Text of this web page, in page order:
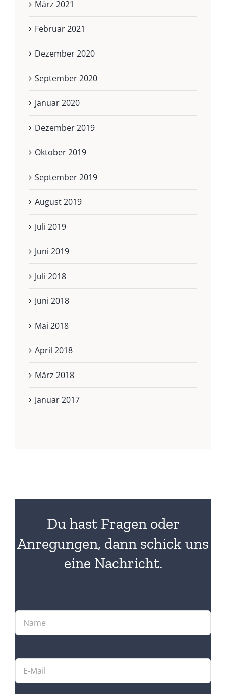
März 2021
Februar 2021
Dezember 2020
September 2020
Januar 2020
Dezember 2019
Oktober 2019
September 2019
August 2019
Juli 2019
Juni 2019
Juli 2018
Juni 2018
Mai 2018
April 2018
März 2018
Januar 2017
Du hast Fragen oder
Anregungen, dann schick uns
eine Nachricht.